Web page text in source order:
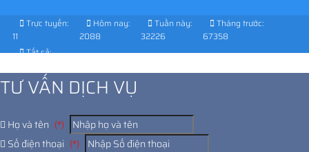
Trực tuyến:
11
Hôm nay:
2088
Tuần này:
32226
Tháng trước:
67358
Tất cả:
TƯ VẤN DỊCH VỤ
Họ và tên (*)
Số điện thoại (*)